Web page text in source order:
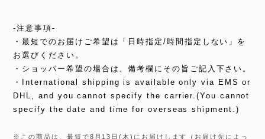
-注意事項-
・最短でのお届けご希望は「日時指定/時間指定しない」を
お選びください。
・ショッパー希望の場合は、備考欄にその旨ご記入下さい。
・International shipping is available only via EMS or
DHL, and you cannot specify the carrier.(You cannot
specify the date and time for overseas shipment.)
※この商品は、最短で8月13日(木)にお届けします（お届け先によっ